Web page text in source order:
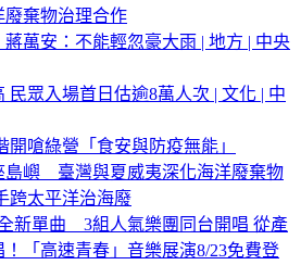
棄物治理合作
萬安：不能輕忽豪大雨 | 地方 | 中央
民眾入場首日估逾8萬人次 | 文化 | 中
開嗆綠營「食安與防疫無能」
島嶼 臺灣與夏威夷深化海洋廢棄物
跨太平洋治海廢
新單曲 3組人氣樂團同台開唱 從產
「高速青春」音樂展演8/23免費登